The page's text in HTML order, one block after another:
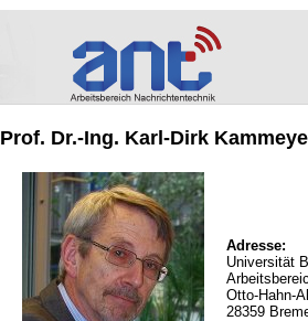
Prof. Dr.-Ing. Karl-Dirk
Adresse:
Universität
Otto-Hahn-
28359